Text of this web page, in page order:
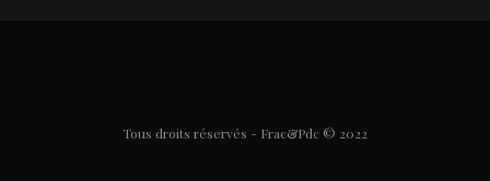
Tous droits réservés - Frac&Pdc © 2022